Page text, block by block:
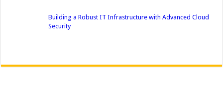
Building a Robust IT Infrastructure with Advanced Cloud
Security